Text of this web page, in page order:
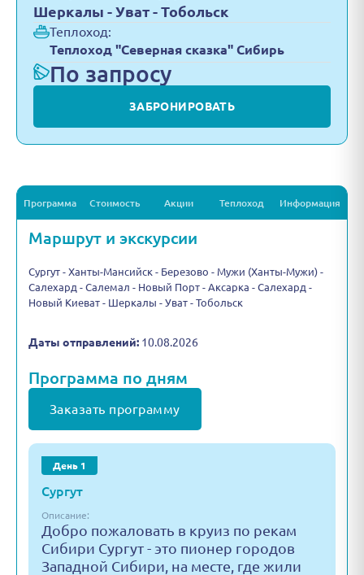
Шеркалы - Уват - Тобольск
Теплоход:
Теплоход "Северная сказка" Сибирь
По запросу
ЗАБРОНИРОВАТЬ
Программа Стоимость Акции Теплоход Информация
Маршрут и экскурсии
Сургут - Ханты-Мансийск - Березово - Мужи (Ханты-Мужи) -
Салехард - Салемал - Новый Порт - Аксарка - Салехард -
Новый Киеват - Шеркалы - Уват - Тобольск
Даты отправлений: 10.08.2026
Программа по дням
Заказать программу
День 1
Сургут
Описание:
Добро пожаловать в круиз по рекам
Сибири Сургут - это пионер городов
Западной Сибири, на месте, где жили